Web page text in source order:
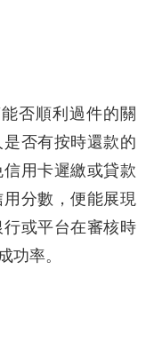
否順利過件的關
否有按時還款的
用卡遲繳或貸款
分數，便能展現
或平台在審核時
功率。